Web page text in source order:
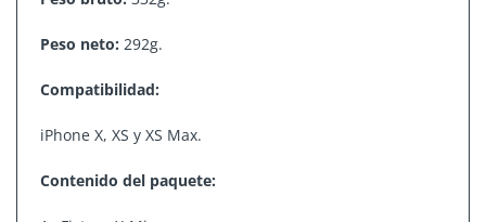
Peso neto: 292g.
Compatibilidad:
iPhone X, XS y XS Max.
Contenido del paquete: